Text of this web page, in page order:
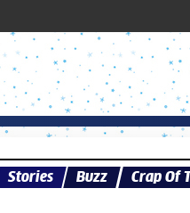
Stories Buzz Crap Of